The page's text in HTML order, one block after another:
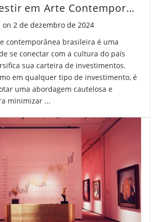
Como Investir em Arte Contemporânea Brasileira Com Segurança
on Posted on
2 de dezembro de 2024
contemporânea brasileira é uma
se conectar com a cultura do país
sua carteira de investimentos.
em qualquer tipo de investimento, é
uma abordagem cautelosa e
minimizar ...